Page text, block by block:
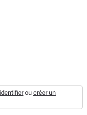
identifierou créer un